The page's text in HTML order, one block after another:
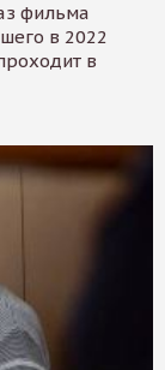
фильма
в 2022
в